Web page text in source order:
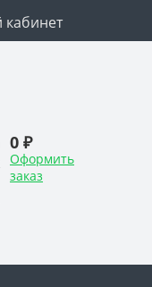
0 ₽
Оформить
заказ